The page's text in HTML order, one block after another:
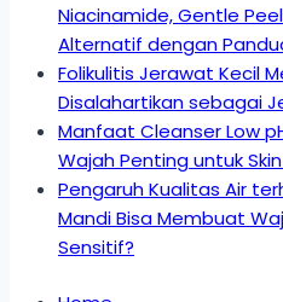
Niacinamide, Gentle
Alternatif dengan
Folikulitis Jerawat Kecil
Disalahartikan sebagai
Manfaat Cleanser Low
Wajah Penting untuk
Pengaruh Kualitas Air
Mandi Bisa Membuat
Sensitif?